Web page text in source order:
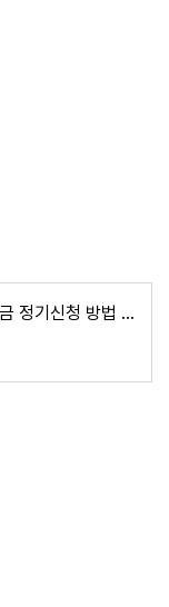
2023년 5월 근로,자녀장려금 정기신청 방법 및 심사결과 확인